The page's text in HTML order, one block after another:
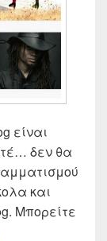
είναι
δεν θα
και
Μπορείτε
δωρεάν